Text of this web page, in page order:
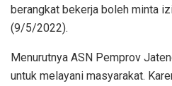
berangkat bekerja boleh minta
(9/5/2022).
Menurutnya ASN Pemprov
untuk melayani masyarakat.